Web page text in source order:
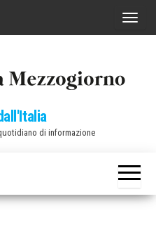
C
a
v
di informazione